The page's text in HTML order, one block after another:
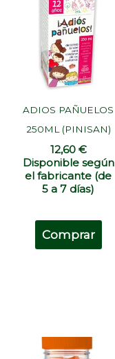
ADIOS PAÑUELOS
250ML (PINISAN)
12,60 €
Disponible según
el fabricante (de
5 a 7 días)
Comprar